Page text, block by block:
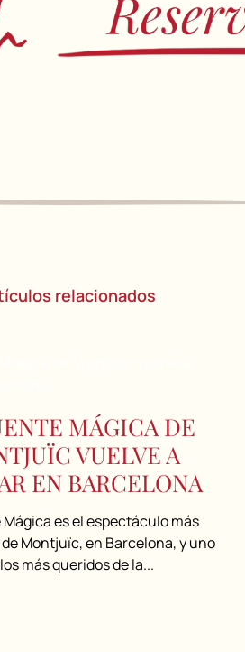
relacionados
MÁGICA DE
VUELVE A
EN BARCELONA
Mágica es el espectáculo más
Montjuïc, en Barcelona, y uno
más queridos de la...